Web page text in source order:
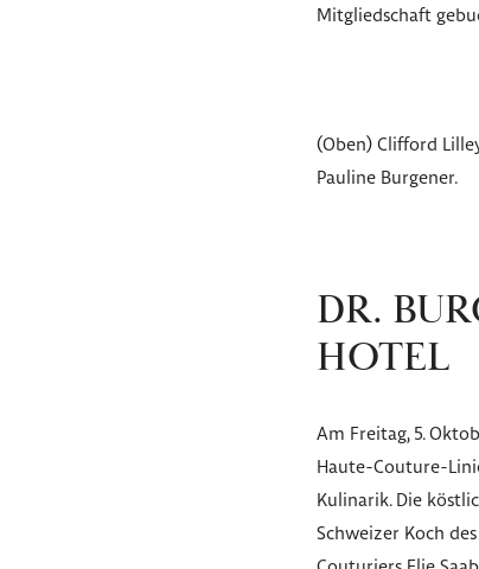
Mitgliedschaft
(Oben) Clifford
Pauline Burgener.
DR.
HOTEL
Am Freitag, 5.
Haute-Couture-
Kulinarik. Die
Schweizer Koch